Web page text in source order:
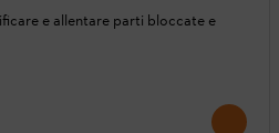
e allentare parti bloccate e